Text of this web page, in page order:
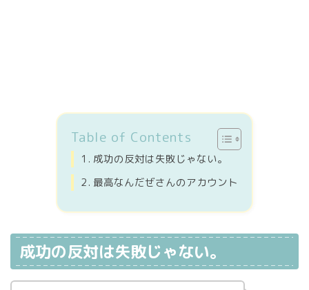
Table of Contents
成功の反対は失敗じゃない。
最高なんだぜさんのアカウント
成功の反対は失敗じゃない。